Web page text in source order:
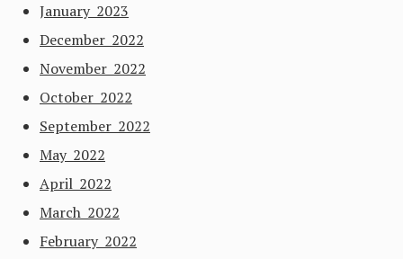
January 2023
December 2022
November 2022
October 2022
September 2022
May 2022
April 2022
March 2022
February 2022